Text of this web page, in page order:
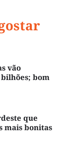
vão
bom
que
mais bonitas